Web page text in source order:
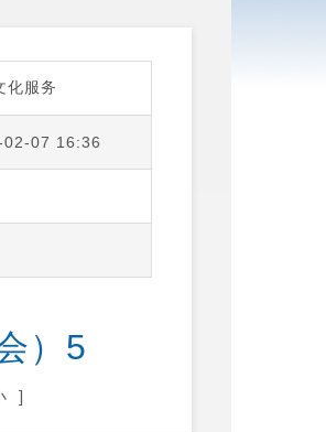
化服务
02-07 16:36
）5
]